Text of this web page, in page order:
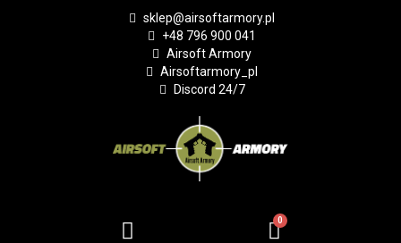
sklep@airsoftarmory.pl
+48 796 900 041
Airsoft Armory
Airsoftarmory_pl
Discord 24/7